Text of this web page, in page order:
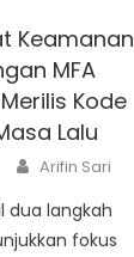
Keamanan
MFA
Kode
Lalu
Author
Arifin Sari
dua langkah
fokus